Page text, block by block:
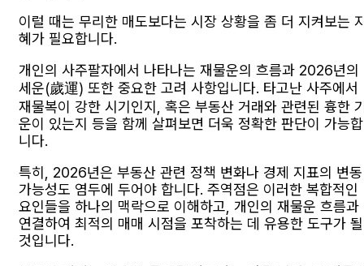
이럴 때는 무리한 매도보다는 시장 상황을 좀 더 지켜보는
혜가 필요합니다.
개인의 사주팔자에서 나타나는 재물운의 흐름과 2026년의
세운(歲運) 또한 중요한 고려 사항입니다. 타고난 사주에서
재물복이 강한 시기인지, 혹은 부동산 거래와 관련된 흉한
운이 있는지 등을 함께 살펴보면 더욱 정확한 판단이 가능합
니다.
특히, 2026년은 부동산 관련 정책 변화나 경제 지표의 변동
가능성도 염두에 두어야 합니다. 주역점은 이러한 복합적인
요인들을 하나의 맥락으로 이해하고, 개인의 재물운 흐름과
연결하여 최적의 매매 시점을 포착하는 데 유용한 도구가 될
것입니다.